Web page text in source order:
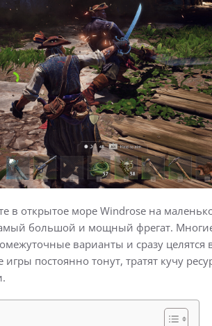
в открытое море Windrose на
большой и мощный фрегат.
варианты и сразу целятся
постоянно тонут, тратят кучу